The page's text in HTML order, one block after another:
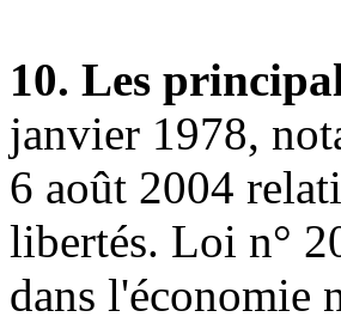
10. Les
janvier 1978,
6 août 2004
libertés. Loi n°
dans l'économie